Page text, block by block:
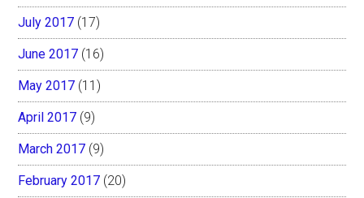
July 2017 (17)
June 2017 (16)
May 2017 (11)
April 2017 (9)
March 2017 (9)
February 2017 (20)